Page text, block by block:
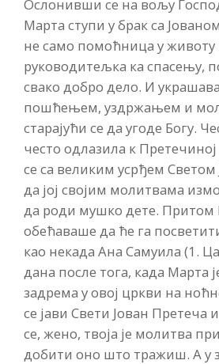
Ослонивши се на вољу
Марта ступи у брак са
не само помоћница у животу
руководитељка ка спасењу,
свако добро дело. И
пошћењем, уздржањем и
старајући се да угоде Богу.
често одлазила к
се са великим усрђем Светом
да јој својим молитвама
да роди мушко дете. Притом
обећаваше да ће га
као некада Ана Самуила (1.
дана после тога, када Марта
задрема у овој цркви на
се јави Свети Јован Претеча и
се, жено, твоја је молитва
добити оно што тражиш. А у